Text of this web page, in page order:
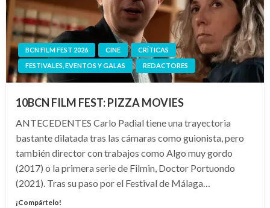
BCN FILM FEST 2026 CINE
CRÍTICAS
FESTIVALES, EVENTOS Y GALAS
REDACTORES
10BCN FILM FEST: PIZZA MOVIES
ANTECEDENTES Carlo Padial tiene una trayectoria
bastante dilatada tras las cámaras como guionista, pero
también director con trabajos como Algo muy gordo
(2017) o la primera serie de Filmin, Doctor Portuondo
(2021). Tras su paso por el Festival de Málaga…
¡Compártelo!